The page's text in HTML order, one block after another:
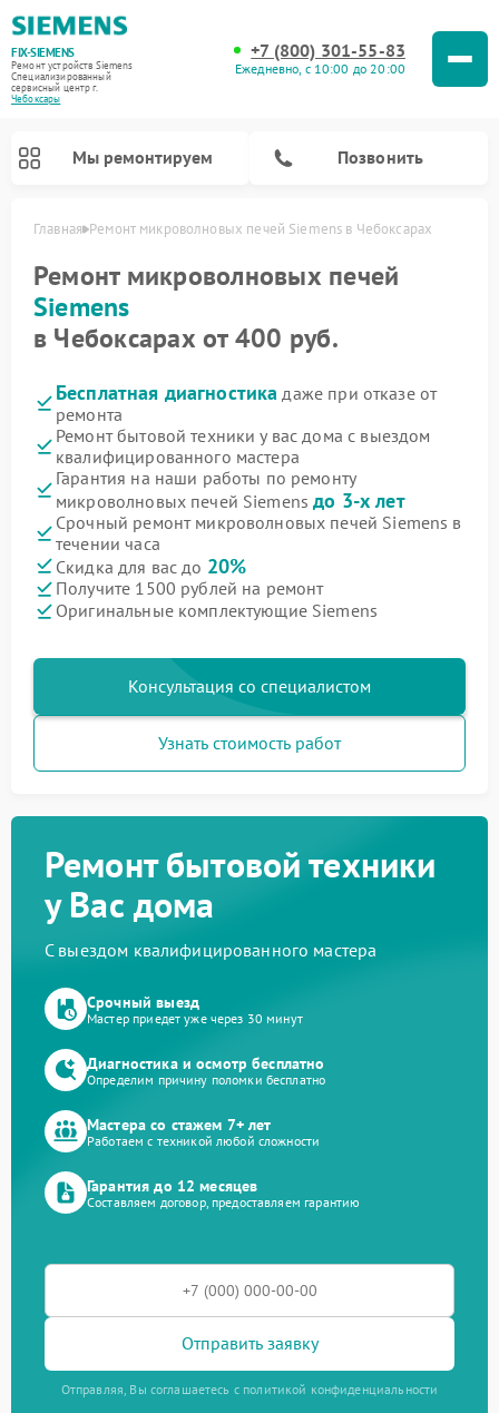
FIX-SIEMENS
Ремонт устройств Siemens
Специализированный
cервисный центр г.
Чебоксары
+7 (800) 301-55-83
Ежедневно, с 10:00 до 20:00
Мы ремонтируем Позвонить
Главная Ремонт микроволновых печей Siemens в Чебоксарах
Ремонт микроволновых печей
Siemens
в Чебоксарах от 400 руб.
Бесплатная диагностика даже при отказе от
ремонта
Ремонт бытовой техники у вас дома с выездом
квалифицированного мастера
Гарантия на наши работы по ремонту
микроволновых печей Siemensдо 3-х лет
Срочный ремонт микроволновых печей Siemens в
течении часа
Скидка для вас до 20%
Получите 1500 рублей на ремонт
Оригинальные комплектующие Siemens
Консультация со специалистом
Узнать стоимость работ
Ремонт бытовой техники
у Вас дома
С выездом квалифицированного мастера
Срочный выезд
Мастер приедет уже через 30 минут
Диагностика и осмотр бесплатно
Определим причину поломки бесплатно
Мастера со стажем 7+ лет
Работаем с техникой любой сложности
Гарантия до 12 месяцев
Составляем договор, предоставляем гарантию
Отправить заявку
Отправляя, Вы соглашаетесь с политикой конфиденциальности